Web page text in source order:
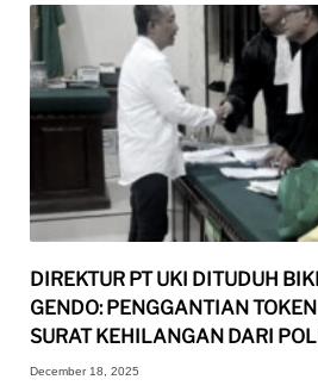
DIREKTUR PT UKI DITUDUH
GENDO: PENGGANTIAN
SURAT KEHILANGAN DARI
December 18, 2025